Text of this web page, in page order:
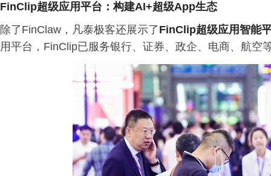
FinClip超级应用平台：构建AI+超级App生态
除了FinClaw，凡泰极客还展示了FinClip超级应用智能
用平台，FinClip已服务银行、证券、政企、电商、航空